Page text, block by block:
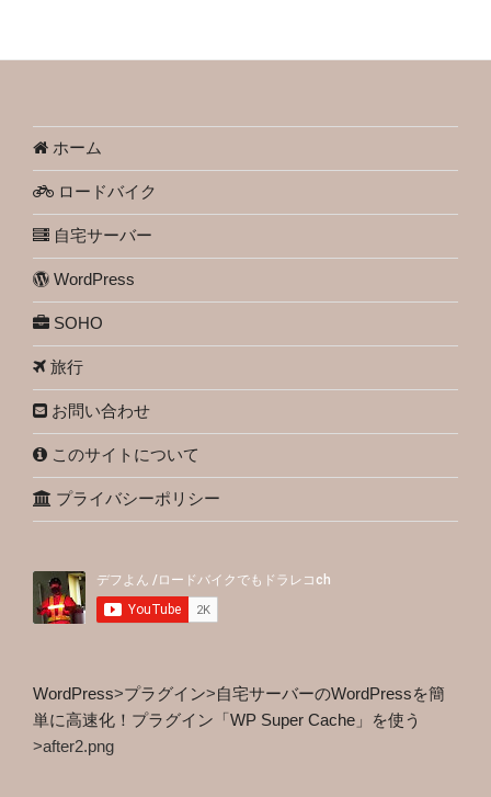
ホーム
ロードバイク
自宅サーバー
WordPress
SOHO
旅行
お問い合わせ
このサイトについて
プライバシーポリシー
WordPress>プラグイン>自宅サーバーのWordPressを簡
単に高速化！プラグイン「WP Super Cache」を使う
>after2.png